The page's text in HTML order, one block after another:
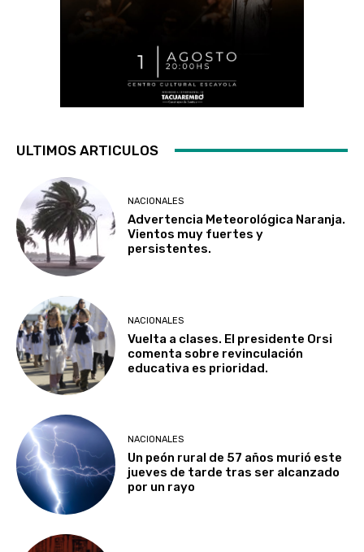
ULTIMOS ARTICULOS
NACIONALES
Advertencia Meteorológica Naranja.
Vientos muy fuertes y
persistentes.
NACIONALES
Vuelta a clases. El presidente Orsi
comenta sobre revinculación
educativa es prioridad.
NACIONALES
Un peón rural de 57 años murió este
jueves de tarde tras ser alcanzado
por un rayo